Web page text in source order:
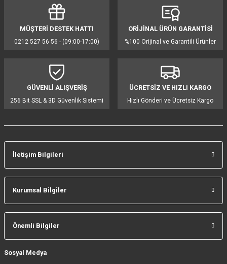
MÜŞTERİ DESTEK HATTI
0212 527 56 56 - (09:00-17:00)
ORİJİNAL ÜRÜN GARANTİSİ
%100 Orijinal ve Garantili Ürünler
GÜVENLİ ALIŞVERİŞ
256 Bit SSL & 3D Güvenlik Sistemi
ÜCRETSİZ VE HIZLI KARGO
Hızlı Gönderi ve Ücretsiz Kargo
İletişim Bilgileri
Kurumsal Bilgiler
Önemli Bilgiler
Sosyal Medya